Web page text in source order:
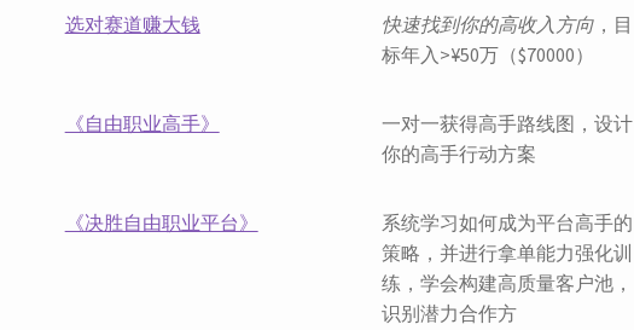
选对赛道赚大钱 快速找到你的高收入方向，目
标年入>¥50万（$70000）
《自由职业高手》
一对一获得高手路线图，设计
你的高手行动方案
《决胜自由职业平台》
系统学习如何成为平台高手的
策略，并进行拿单能力强化训
练，学会构建高质量客户池，
识别潜力合作方